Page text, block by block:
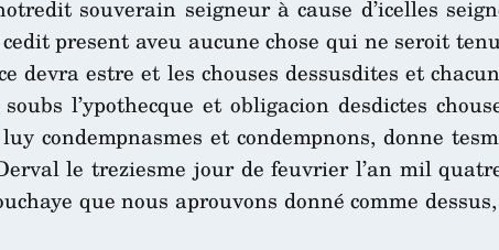
souverain seigneur à cause d’icelles
present aveu aucune chose qui ne seroit
devra estre et les chouses dessusdites et
l’ypothecque et obligacion desdictes
condempnasmes et condempnons, donne
le treziesme jour de feuvrier l’an mil
que nous aprouvons donné comme